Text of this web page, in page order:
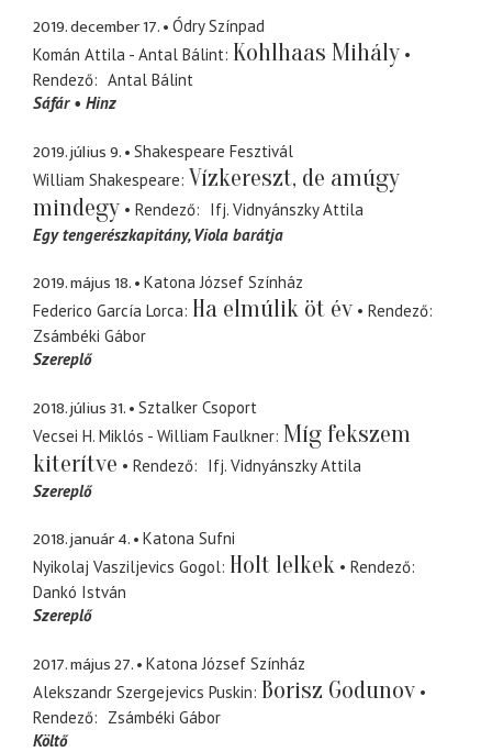
2019. december 17.
Ódry Színpad
Komán Attila - Antal Bálint Kohlhaas Mihály
Rendező
Antal Bálint
Sáfár
Hinz
2019. július 9.
Shakespeare Fesztivál
William Shakespeare Vízkereszt, de amúgy
mindegy
Rendező
Ifj. Vidnyánszky Attila
Egy tengerészkapitány Viola barátja
2019. május 18.
Katona József Színház
Federico García Lorca Ha elmúlik öt év
Rendező
Zsámbéki Gábor
Szereplő
2018. július 31.
Sztalker Csoport
Vecsei H. Miklós - William Faulkner Míg fekszem
kiterítve
Rendező
Ifj. Vidnyánszky Attila
Szereplő
2018. január 4.
Katona Sufni
Nyikolaj Vasziljevics Gogol Holt lelkek
Rendező
Dankó István
Szereplő
2017. május 27.
Katona József Színház
Alekszandr Szergejevics Puskin Borisz Godunov
Rendező
Zsámbéki Gábor
Költő